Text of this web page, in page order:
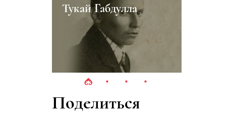
Тукай Габдулла
Поделиться